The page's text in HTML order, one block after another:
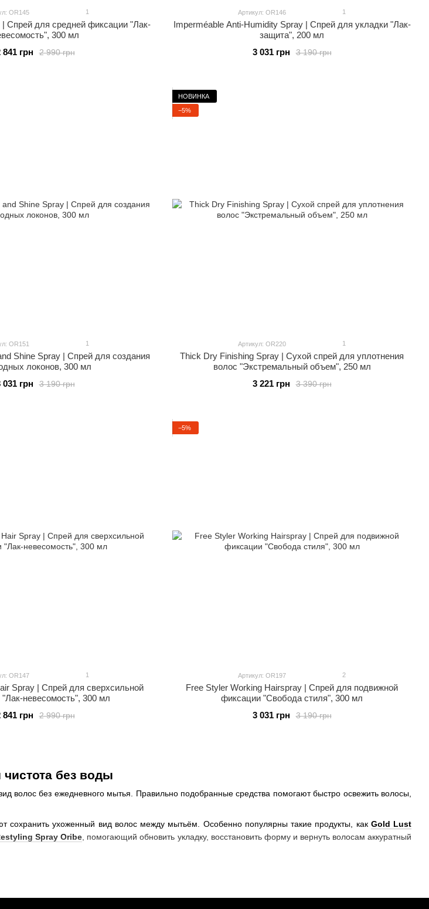
без воды
волос без ежедневного мытья. Правильно подобранные средства помогают быстро освежить волосы,
сохранить ухоженный вид волос между мытьём. Особенно популярны такие продукты, как Gold Lust
Spray Oribe, помогающий обновить укладку, восстановить форму и вернуть волосам аккуратный
OR145 1
| Спрей для средней фиксации "Лак-
300 мл
2 990 грн
841 грн
Артикул: OR146 1
Imperméable Anti-Humidity Spray | Спрей для укладки "Лак-
защита", 200 мл
3 190 грн
3 031 грн
OR151 1
Shine Spray | Спрей для создания
локонов, 300 мл
3 190 грн
031 грн
НОВИНКА
−5%
Артикул: OR220 1
Thick Dry Finishing Spray | Сухой спрей для уплотнения
волос "Экстремальный объем", 250 мл
3 390 грн
3 221 грн
OR147 1
Spray | Спрей для сверхсильной
невесомость", 300 мл
2 990 грн
841 грн
−5%
Артикул: OR197 2
Free Styler Working Hairspray | Спрей для подвижной
фиксации "Свобода стиля", 300 мл
3 190 грн
3 031 грн